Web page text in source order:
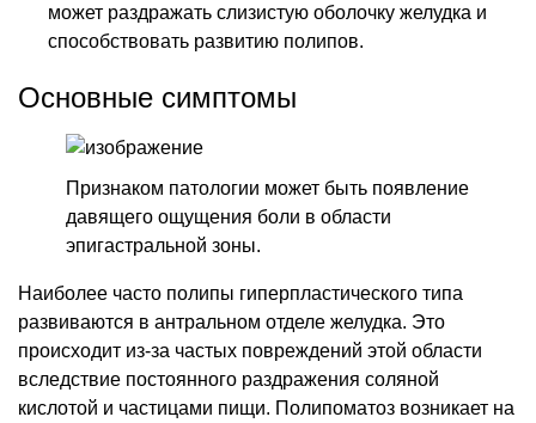
может раздражать слизистую оболочку желудка и
способствовать развитию полипов.
Основные симптомы
Признаком патологии может быть появление
давящего ощущения боли в области
эпигастральной зоны.
Наиболее часто полипы гиперпластического типа
развиваются в антральном отделе желудка. Это
происходит из-за частых повреждений этой области
вследствие постоянного раздражения соляной
кислотой и частицами пищи. Полипоматоз возникает на